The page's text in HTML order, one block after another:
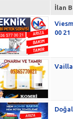
İlan
00 21